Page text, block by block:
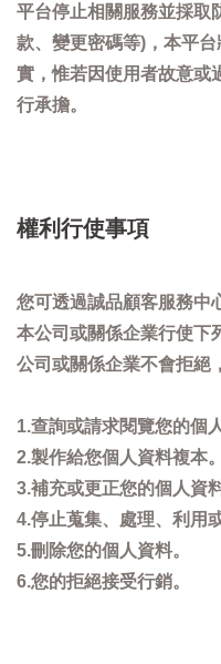
平台停止相關服務並採取
款、變更密碼等)，本平
實，惟若因使用者故意或
行承擔。
權利行使事項
您可透過誠品顧客服務中
本公司或關係企業行使下
公司或關係企業不會拒絕
1.查詢或請求閱覽您的個
2.製作給您個人資料複本。
3.補充或更正您的個人資料
4.停止蒐集、處理、利用
5.刪除您的個人資料。
6.您的拒絕接受行銷。